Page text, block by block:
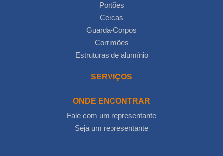
Portões
Cercas
Guarda-Corpos
Corrimões
Estruturas de alumínio
SERVIÇOS
ONDE ENCONTRAR
Fale com um representante
Seja um representante